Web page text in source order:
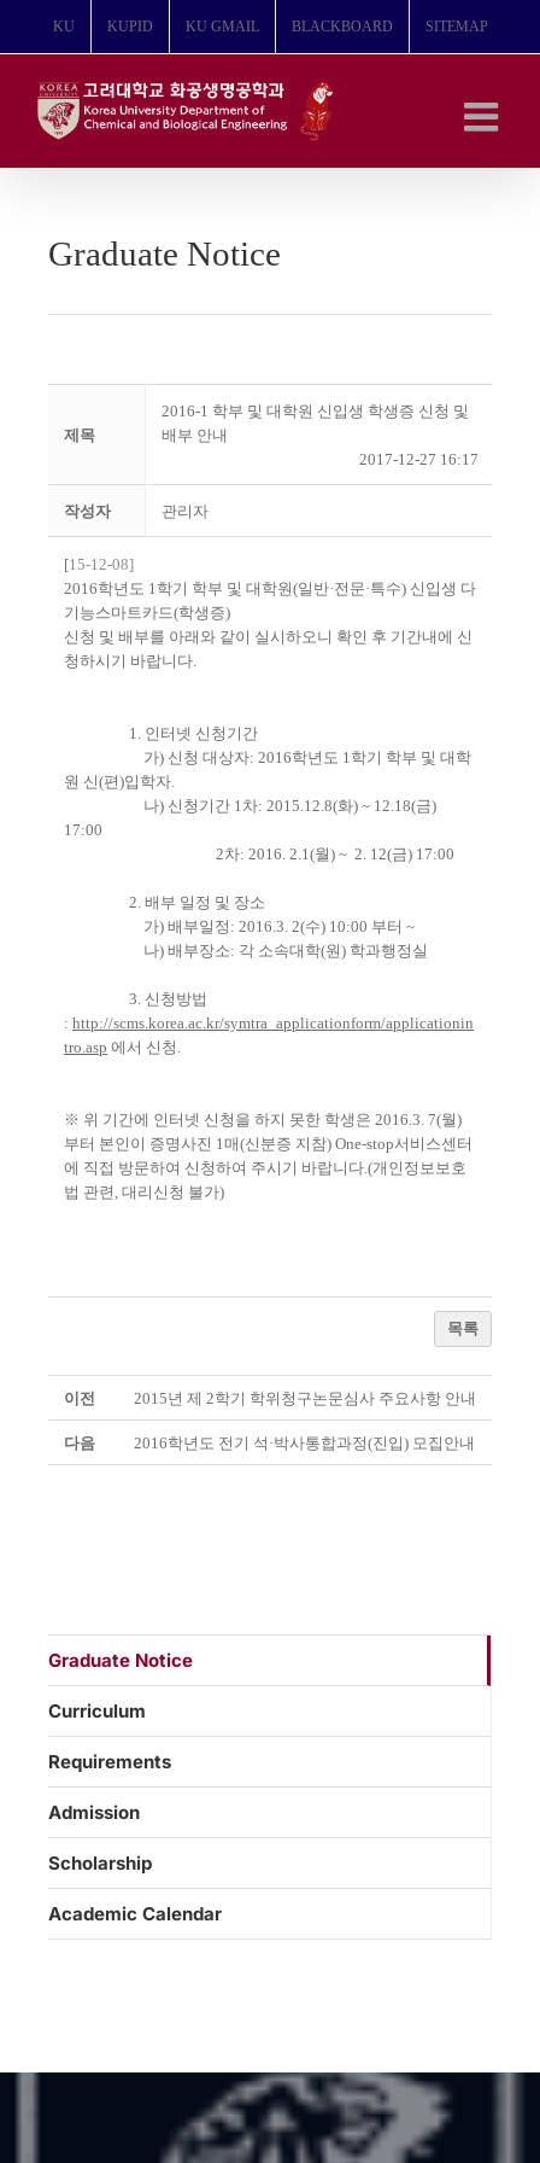
뛰
KU KUPID KU GMAIL BLACKBOARD SITEMAP
Graduate Notice
제목
2016-1 학부 및 대학원 신입생 학생증 신청 및
배부 안내
2017-12-27 16:17
작성자 관리자
[15-12-08]
2016학년도 1학기 학부 및 대학원(일반·전문·특수) 신입생 다
기능스마트카드(학생증)
신청 및 배부를 아래와 같이 실시하오니 확인 후 기간내에 신
청하시기 바랍니다.
1. 인터넷 신청기간
가) 신청 대상자: 2016학년도 1학기 학부 및 대학
원 신(편)입학자.
나) 신청기간 1차: 2015.12.8(화) ~ 12.18(금)
17:00
2차: 2016. 2.1(월) ~ 2. 12(금) 17:00
2. 배부 일정 및 장소
가) 배부일정: 2016.3. 2(수) 10:00 부터 ~
나) 배부장소: 각 소속대학(원) 학과행정실
3. 신청방법
: http://scms.korea.ac.kr/symtra_applicationform/applicationin
tro.asp 에서 신청.
※ 위 기간에 인터넷 신청을 하지 못한 학생은 2016.3. 7(월)
부터 본인이 증명사진 1매(신분증 지참) One-stop서비스센터
에 직접 방문하여 신청하여 주시기 바랍니다.(개인정보보호
법 관련, 대리신청 불가)
목록
이전 2015년 제 2학기 학위청구논문심사 주요사항 안내
다음 2016학년도 전기 석·박사통합과정(진입) 모집안내
Graduate Notice
Curriculum
Requirements
Admission
Scholarship
Academic Calendar